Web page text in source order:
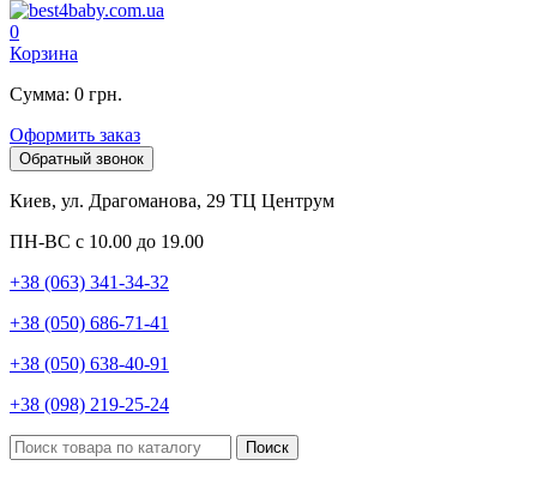
0
Корзина
Сумма: 0 грн.
Оформить заказ
Обратный звонок
Киев, ул. Драгоманова, 29 ТЦ Центрум
ПН-ВС с 10.00 до 19.00
+38 (063) 341-34-32
+38 (050) 686-71-41
+38 (050) 638-40-91
+38 (098) 219-25-24
Поиск